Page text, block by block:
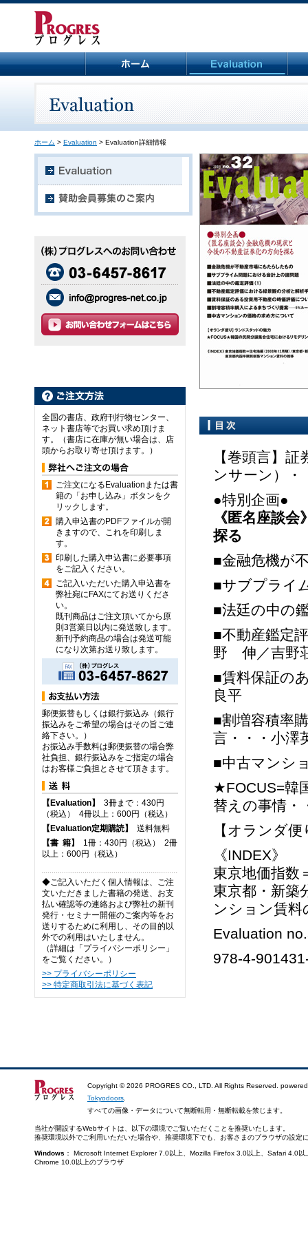
ホーム > Evaluation > Evaluation詳細情報
全国の書店、政府刊行物センター、
ネット書店等でお買い求め頂けま
す。（書店に在庫が無い場合は、店
頭からお取り寄せ頂けます。）
ご注文になるEvaluationまたは書
籍の「お申し込み」ボタンをク
リックします。
購入申込書のPDFファイルが開
きますので、これを印刷しま
す。
印刷した購入申込書に必要事項
をご記入ください。
ご記入いただいた購入申込書を
弊社宛にFAXにてお送りくださ
い。
既刊商品はご注文頂いてから原
則3営業日以内に発送致します。
新刊予約商品の場合は発送可能
になり次第お送り致します。
郵便振替もしくは銀行振込み（銀行
振込みをご希望の場合はその旨ご連
絡下さい。）
お振込み手数料は郵便振替の場合弊
社負担、銀行振込みをご指定の場合
はお客様ご負担とさせて頂きます。
【Evaluation】
3冊まで：430円
（税込） 4冊以上：600円（税込）
【Evaluation定期購読】
送料無料
【書 籍】
1冊：430円（税込） 2冊
以上：600円（税込）
◆ご記入いただく個人情報は、ご注
文いただきました書籍の発送、お支
払い確認等の連絡および弊社の新刊
発行・セミナー開催のご案内等をお
送りするために利用し、その目的以
外での利用はいたしません。
（詳細は「プライバシーポリシー」
をご覧ください。）
>> プライバシーポリシー
>> 特定商取引法に基づく表記
【巻頭言】
ンサーン）
●特別企画●
《匿名座談
探る
■金融危機が
■サブプライ
■法廷の中の
■不動産鑑定
野 伸／吉野
■賃料保証の
良平
■割増容積率
言・・・小澤
■中古マンシ
★FOCUS=韓
替えの事情
【オランダ
《INDEX》
東京地価指数
東京都・新築
ンション賃料
Evaluation
978-4-
Copyright ©2026 PROGRES CO., LTD. All Rights Reserved.
Tokyodoors
すべての画像・データについて無断転用・無断転載を禁じます。
当社が開設するWebサイトは、以下の環境でご覧いただくことを推奨いたします。
推奨環境以外でご利用いただいた場合や、推奨環境下でも、お客さまのブラウザの設
Windows ： Microsoft Internet Explorer 7.0以上、Mozilla Firefox 3.0以上、Safari
Chrome 10.0以上のブラウザ